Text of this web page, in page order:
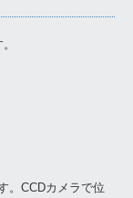
。CCDカメラで位